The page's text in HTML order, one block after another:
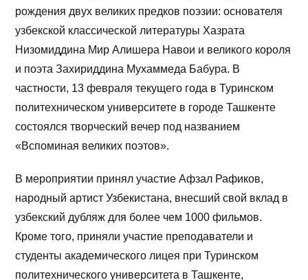
рождения двух великих предков поэзии: основателя
узбекской классической литературы Хазрата
Низомиддина Мир Алишера Навои и великого короля
и поэта Захириддина Мухаммеда Бабура. В
частности, 13 февраля текущего года в Туринском
политехническом университете в городе Ташкенте
состоялся творческий вечер под названием
«Вспоминая великих поэтов».
В мероприятии принял участие Афзал Рафиков,
народный артист Узбекистана, внесший свой вклад в
узбекский дубляж для более чем 1000 фильмов.
Кроме того, приняли участие преподаватели и
студенты академического лицея при Туринском
политехнического университета в Ташкенте,